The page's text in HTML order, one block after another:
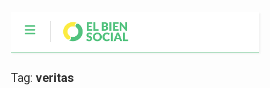
Tag: veritas